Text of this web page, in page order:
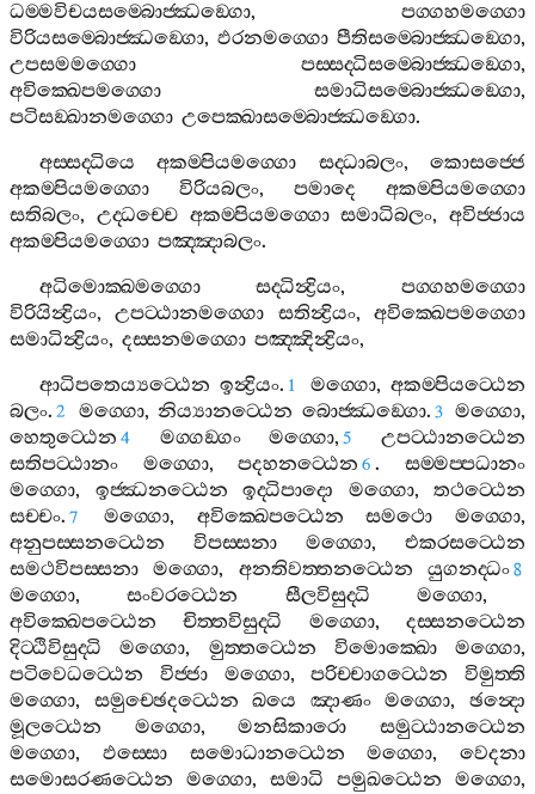
ධම‍්මවිචයසම‍්බොජ‍්ඣඞ‍්ගො, පග‍්ගහමග‍්ගො
විරියසම‍්බොජ‍්ඣඞ‍්ගො, ඵරනමග‍්ගො පීතිසම‍්බොජ‍්ඣඞ‍්ගො,
උපසමමග‍්ගො
පස‍්සද‍්ධිසම‍්බොජ‍්ඣඞ‍්ගො,
අවික‍්ඛෙපමග‍්ගො
සමාධිසම‍්බොජ‍්ඣඞ‍්ගො,
පටිසඞ‍්ඛානමග‍්ගො උපෙක‍්ඛාසම‍්බොජ‍්ඣඞ‍්ගො.
අස‍්සද‍්ධියෙ
අකම‍්පියමග‍්ගො සද‍්ධාබලං,කොසජ‍්ජෙ
අකම‍්පියමග‍්ගො
විරියබලං, පමාදෙ
අකම‍්පියමග‍්ගො
සතිබලං, උද‍්ධච‍්චෙ අකම‍්පියමග‍්ගො සමාධිබලං, අවිජ‍්ජාය
අකම‍්පියමග‍්ගො පඤ‍්ඤාබලං.
අධිමොක‍්ඛමග‍්ගො
සද‍්ධින්‍ද්‍රියං, පග‍්ගහමග‍්ගො
විරියින්‍ද්‍රියං,උපට‍්ඨානමග‍්ගො සතින්‍ද්‍රියං,අවික‍්ඛෙපමග‍්ගො
සමාධින්‍ද්‍රියං, දස‍්සනමග‍්ගො පඤ‍්ඤින්‍ද්‍රියං,
ආධිපතෙය්‍යට‍්ඨෙන ඉන්‍ද්‍රියං. 1 මග‍්ගො,අකම‍්පියට‍්ඨෙන
බලං. 2 මග‍්ගො, නිය්‍යානට‍්ඨෙන බොජ‍්ඣඞ‍්ගො. 3 මග‍්ගො,
හෙතුට‍්ඨෙන 4 මග‍්ගඞ‍්ගං මග‍්ගො, 5
උපට‍්ඨානට‍්ඨෙන
සතිපට‍්ඨානං
මග‍්ගො,පදහනට‍්ඨෙන 6 .සම‍්මප‍්පධානං
මග‍්ගො, ඉජ‍්ඣනට‍්ඨෙන ඉද‍්ධිපාදො මග‍්ගො, තථට‍්ඨෙන
සච‍්චං. 7 මග‍්ගො, අවික‍්ඛෙපට‍්ඨෙන සමථො මග‍්ගො,
අනුපස‍්සනට‍්ඨෙන
විපස‍්සනා මග‍්ගො, එකරසට‍්ඨෙන
සමථවිපස‍්සනා
මග‍්ගො, අනතිවත‍්තනට‍්ඨෙන යුගනද‍්ධං8
මග‍්ගො,සංවරට‍්ඨෙන සීලවිසුද‍්ධි මග‍්ගො,
අවික‍්ඛෙපට‍්ඨෙන
චිත‍්තවිසුද‍්ධි මග‍්ගො,දස‍්සනට‍්ඨෙන
දිට‍්ඨිවිසුද‍්ධි
මග‍්ගො, මුත‍්තට‍්ඨෙන විමොක‍්ඛො මග‍්ගො,
පටිවෙධට‍්ඨෙන
විජ‍්ජා මග‍්ගො,පරිච‍්චාගට‍්ඨෙන
විමුත‍්ති
මග‍්ගො, සමුච‍්ඡෙදට‍්ඨෙන ඛයෙ ඤාණං මග‍්ගො,ඡන්‍දො
මූලට‍්ඨෙන
මග‍්ගො,මනසිකාරො
සමුට‍්ඨානට‍්ඨෙන
මග‍්ගො, ඵස‍්සො සමොධානට‍්ඨෙන මග‍්ගො, වෙදනා
සමොසරණට‍්ඨෙන
මග‍්ගො, සමාධි පමුඛට‍්ඨෙන මග‍්ගො,